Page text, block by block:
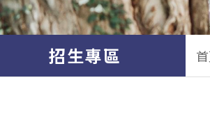
招生專區